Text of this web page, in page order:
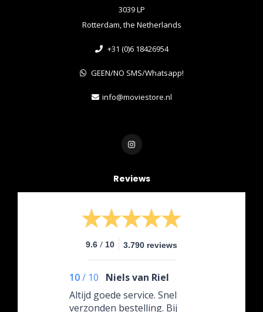
3039 LP
Rotterdam, the Netherlands
+31 (0)6 18426954
GEEN/NO SMS/Whatsapp!
info@moviestore.nl
Reviews
9.6 / 10 3.790 reviews
10/ 10
Niels van Riel
Altijd goede service. Snel
verzonden bestelling. Bij